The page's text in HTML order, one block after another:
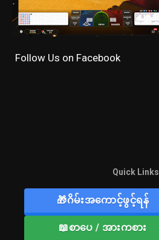
Follow Us on Facebook
Quick Links
🎁ဂိမ်းအကောင့်ဖွင့်ရန်
📖စာပေ / အားကစား